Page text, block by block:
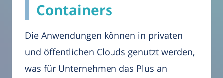
Containers
Die Anwendungen können in privaten
und öffentlichen Clouds genutzt werden,
was für Unternehmen das Plus an